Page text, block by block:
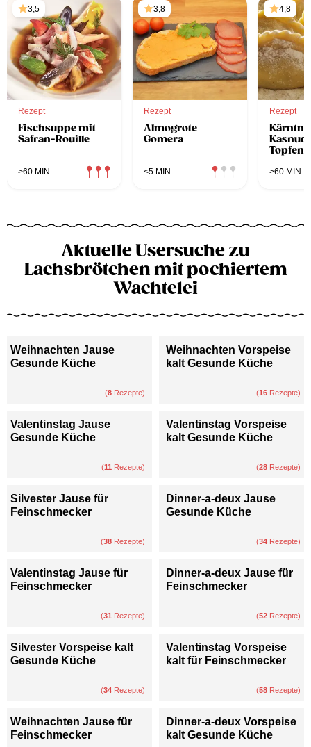
3,5
Rezept
Fischsuppe mit
Safran-Rouille
>60 MIN
3,8
Rezept
Almogrote
Gomera
<5 MIN
4,8
Rezept
Topfen-
Fülle
>60 MIN
Aktuelle Usersuche zu
Lachsbrötchen mit pochiertem
Wachtelei
Weihnachten Jause
Gesunde Küche
(8 Rezepte)
Weihnachten Vorspeise
kalt Gesunde Küche
(16 Rezepte)
Valentinstag Jause
Gesunde Küche
(11 Rezepte)
Valentinstag Vorspeise
kalt Gesunde Küche
(28 Rezepte)
Silvester Jause für
Feinschmecker
(38 Rezepte)
Dinner-a-deux Jause
Gesunde Küche
(34 Rezepte)
Valentinstag Jause für
Feinschmecker
(31 Rezepte)
Dinner-a-deux Jause für
Feinschmecker
(52 Rezepte)
Silvester Vorspeise kalt
Gesunde Küche
(34 Rezepte)
Valentinstag Vorspeise
kalt für Feinschmecker
(58 Rezepte)
Weihnachten Jause für
Feinschmecker
Dinner-a-deux Vorspeise
kalt Gesunde Küche